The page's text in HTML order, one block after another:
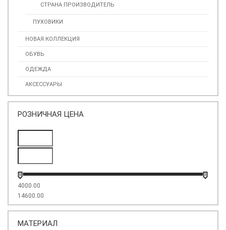
СТРАНА ПРОИЗВОДИТЕЛЬ
ПУХОВИКИ
НОВАЯ КОЛЛЕКЦИЯ
ОБУВЬ
ОДЕЖДА
АКСЕССУАРЫ
РОЗНИЧНАЯ ЦЕНА
4000.00
14600.00
МАТЕРИАЛ